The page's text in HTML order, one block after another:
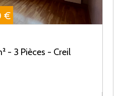
€
- 3 Pièces - Creil